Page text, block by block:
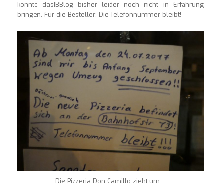
konnte dasIBBlog bisher leider noch nicht in Erfahrung
bringen. Für die Besteller: Die Telefonnummer bleibt!
Die Pizzeria Don Camillo zieht um.